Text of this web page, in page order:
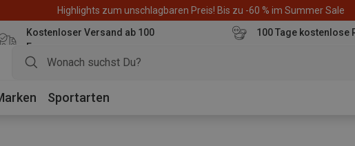
Highlights zum unschlagbaren Preis! Bis zu -60 % im Summer Sale
Kostenloser Versand ab 100
Euro
100 Tage kostenlose
Sportarten